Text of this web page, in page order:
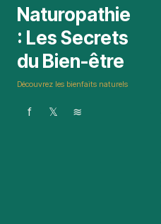
Naturopathie
: Les Secrets
du Bien-être
Découvrez les bienfaits naturels
f 𝕏 ≋